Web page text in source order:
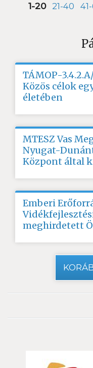
1-20 21-40
TÁMOP-
Közös célok
életében
MTESZ Vas
Nyugat-
Központ által
Emberi
meghirdetett